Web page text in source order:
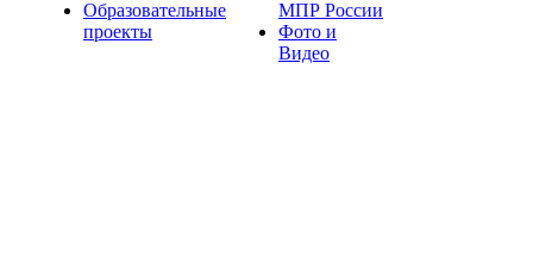
Образовательные
проекты
МПР России
Фото и
Видео